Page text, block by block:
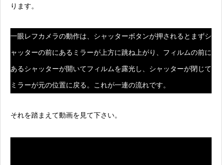
ります。
一眼レフカメラの動作は、シャッターボタンが押されるとまずシ
ャッターの前にあるミラーが上方に跳ね上がり、フィルムの前に
あるシャッターが開いてフィルムを露光し、シャッターが閉じて
ミラーが元の位置に戻る。これが一連の流れです。
それを踏まえて動画を見て下さい。